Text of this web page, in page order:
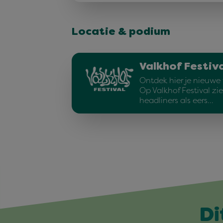
Locatie & podium
Valkhof
Ontdek hier je
Op Valkhof Festival
headliners als eers…